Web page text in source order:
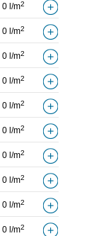
0 l/m2
0 l/m2
0 l/m2
0 l/m2
0 l/m2
0 l/m2
0 l/m2
0 l/m2
0 l/m2
0 l/m2